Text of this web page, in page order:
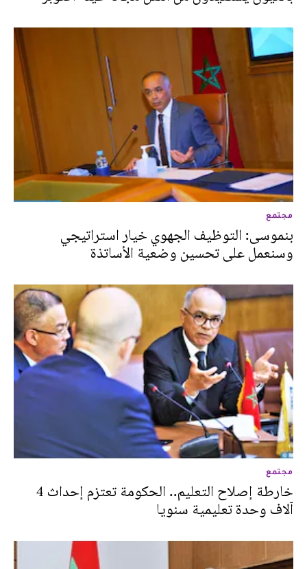
مجتمع
بنموسى: التوظيف الجهوي خيار استراتيجي
وسنعمل على تحسين وضعية الأساتذة
مجتمع
خارطة إصلاح التعليم.. الحكومة تعتزم إحداث 4
آلاف وحدة تعليمية سنويا